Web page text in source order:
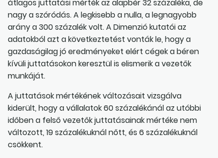
átlagos juttatási mérték az alapbér 32 százaléka, de
nagy a szóródás. A legkisebb a nulla, a legnagyobb
arány a 300 százalék volt. A Dimenzió kutatói az
adatokból azt a következtetést vonták le, hogy a
gazdaságilag jó eredményeket elért cégek a béren
kívüli juttatásokon keresztül is elismerik a vezetők
munkáját.
A juttatások mértékének változásait vizsgálva
kiderült, hogy a vállalatok 60 százalékánál az utóbbi
időben a felső vezetők juttatásainak mértéke nem
változott, 19 százalékuknál nőtt, és 6 százalékuknál
csökkent.